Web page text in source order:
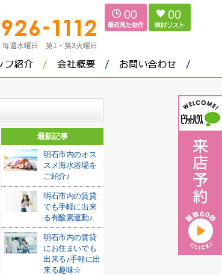
毎週水曜日 第1・第3火曜日
00 00
最新記事
明石市内のオス
スメ海水浴場を
ご紹介♪
明石市内の賃貸
でも手軽に出来
る有酸素運動♪
明石市内の賃貸
にお住まいでも
出来る♪手軽に出
来る趣味☆